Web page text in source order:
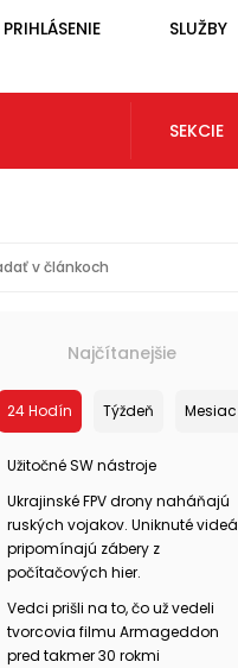
PRIHLÁSENIE SLUŽBY
SEKCIE
Najčítanejšie
24 Hodín Týždeň Mesiac
Užitočné SW nástroje
Ukrajinské FPV drony naháňajú
ruských vojakov. Uniknuté videá
pripomínajú zábery z
počítačových hier.
Vedci prišli na to, čo už vedeli
tvorcovia filmu Armageddon
pred takmer 30 rokmi